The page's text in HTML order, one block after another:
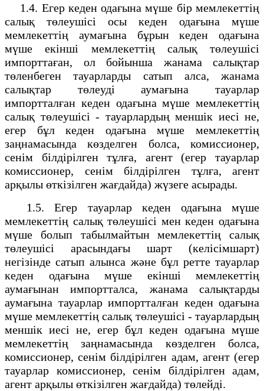
1.4. Егер кеден одағына мүше бір мемлекеттің
салық төлеушісі осы кеден одағына мүше
мемлекеттің аумағына бұрын кеден одағына
мүше екінші мемлекеттің салық төлеушісі
импорттаған, ол бойынша жанама салықтар
төленбеген тауарларды сатып алса, жанама
салықтар төлеуді аумағына тауарлар
импортталған кеден одағына мүше мемлекеттің
салық төлеушісі - тауарлардың меншік иесі не,
егер бұл кеден одағына мүше мемлекеттің
заңнамасында көзделген болса, комиссионер,
сенім білдірілген тұлға, агент (егер тауарлар
комиссионер, сенім білдірілген тұлға, агент
арқылы өткізілген жағдайда) жүзеге асырады.
1.5. Егер тауарлар кеден одағына мүше
мемлекеттің салық төлеушісі мен кеден одағына
мүше болып табылмайтын мемлекеттің салық
төлеушісі арасындағы шарт (келісімшарт)
негізінде сатып алынса және бұл ретте тауарлар
кеден одағына мүше екінші мемлекеттің
аумағынан импортталса, жанама салықтарды
аумағына тауарлар импортталған кеден одағына
мүше мемлекеттің салық төлеушісі - тауарлардың
меншік иесі не, егер бұл кеден одағына мүше
мемлекеттің заңнамасында көзделген болса,
комиссионер, сенім білдірілген адам, агент (егер
тауарлар комиссионер, сенім білдірілген адам,
агент арқылы өткізілген жағдайда) төлейді.